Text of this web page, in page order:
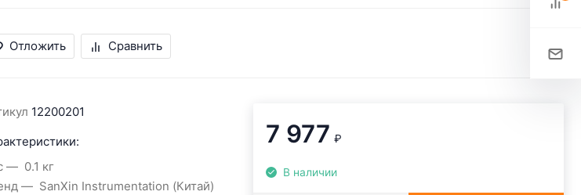
Отложить Сравнить
12200201
0.1 кг
SanXin Instrumentation (Китай)
7 977 ₽
В наличии